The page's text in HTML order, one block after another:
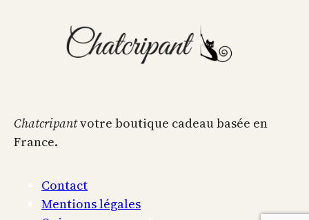
Chatcripantvotre boutique cadeau basée en
France.
Contact
Mentions légales